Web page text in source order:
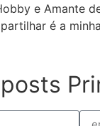
e Amante
é a